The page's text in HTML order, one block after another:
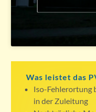
Iso-Fehlerortung
in der Zuleitung
Nachträgliche